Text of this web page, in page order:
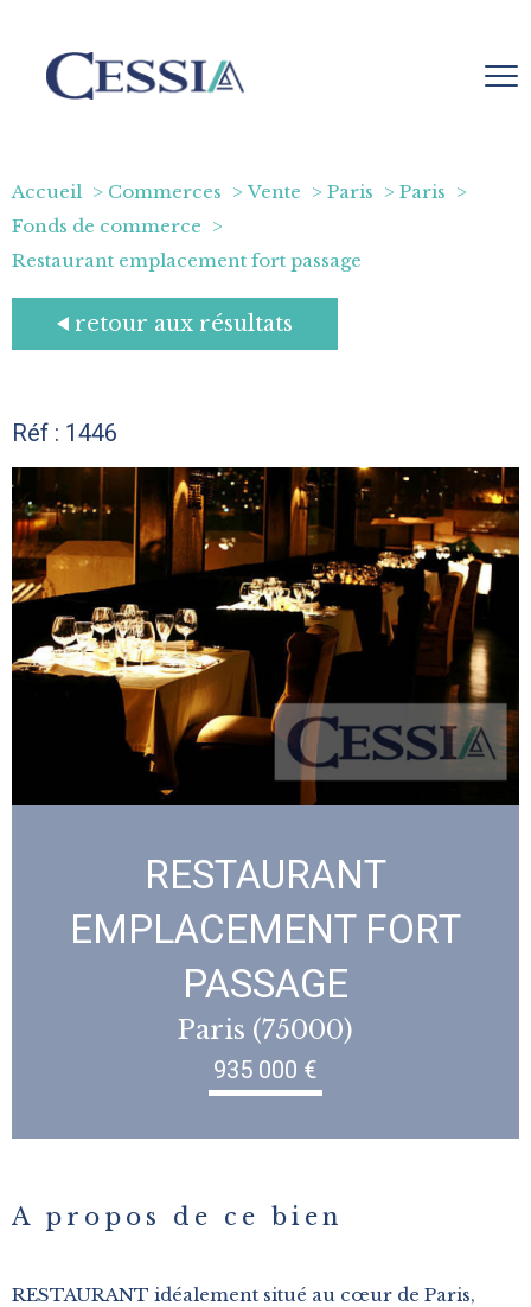
Accueil Commerces Vente Paris
Paris
Fonds de commerce
Restaurant emplacement fort passage
retour aux résultats
Réf : 1446
RESTAURANT
EMPLACEMENT FORT
PASSAGE
Paris (75000)
935 000 €
A propos de ce bien
RESTAURANT idéalement situé au cœur de Paris,